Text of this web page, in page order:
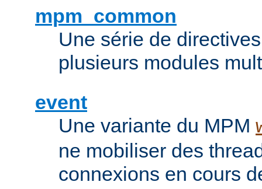
mpm_common
Une série de
plusieurs modules
event
Une variante du MPM
ne mobiliser des
connexions en cours